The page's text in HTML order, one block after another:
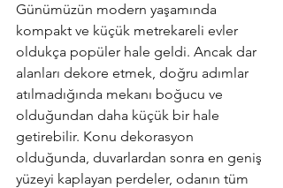
Günümüzün modern yaşamında
kompakt ve küçük metrekareli evler
oldukça popüler hale geldi. Ancak dar
alanları dekore etmek, doğru adımlar
atılmadığında mekanı boğucu ve
olduğundan daha küçük bir hale
getirebilir. Konu dekorasyon
olduğunda, duvarlardan sonra en geniş
yüzeyi kaplayan perdeler, odanın tüm